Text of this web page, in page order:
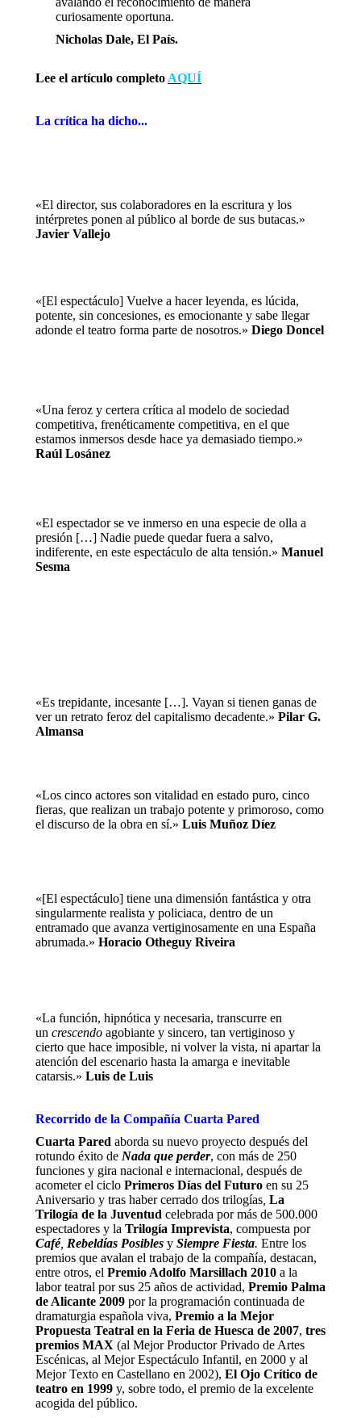
curiosamente oportuna.
Nicholas Dale, El País.
Lee el artículo completo AQUÍ
La crítica ha dicho...
«El director, sus colaboradores en la escritura y los
intérpretes ponen al público al borde de sus butacas.»
Javier Vallejo
«[El espectáculo] Vuelve a hacer leyenda, es lúcida,
potente, sin concesiones, es emocionante y sabe llegar
adonde el teatro forma parte de nosotros.» Diego Doncel
«Una feroz y certera crítica al modelo de sociedad
competitiva, frenéticamente competitiva, en el que
estamos inmersos desde hace ya demasiado tiempo.»
Raúl Losánez
«El espectador se ve inmerso en una especie de olla a
presión […] Nadie puede quedar fuera a salvo,
indiferente, en este espectáculo de alta tensión.» Manuel
Sesma
«Es trepidante, incesante […]. Vayan si tienen ganas de
ver un retrato feroz del capitalismo decadente.» Pilar G.
Almansa
«Los cinco actores son vitalidad en estado puro, cinco
fieras, que realizan un trabajo potente y primoroso, como
el discurso de la obra en sí.» Luis Muñoz Díez
«[El espectáculo] tiene una dimensión fantástica y otra
singularmente realista y policiaca, dentro de un
entramado que avanza vertiginosamente en una España
abrumada.» Horacio Otheguy Riveira
«La función, hipnótica y necesaria, transcurre en
un crescendo agobiante y sincero, tan vertiginoso y
cierto que hace imposible, ni volver la vista, ni apartar la
atención del escenario hasta la amarga e inevitable
catarsis.» Luis de Luis
Recorrido de la Compañía Cuarta Pared
Cuarta Pared aborda su nuevo proyecto después del
rotundo éxito de Nada que perder, con más de 250
funciones y gira nacional e internacional, después de
acometer el ciclo Primeros Días del Futuro en su 25
Aniversario y tras haber cerrado dos trilogías La
Trilogía de la Juventud celebrada por más de 500.000
espectadores y la Trilogía Imprevista, compuesta por
Café, Rebeldías Posibles y Siempre Fiesta. Entre los
premios que avalan el trabajo de la compañía, destacan,
entre otros, el Premio Adolfo Marsillach 2010 a la
labor teatral por sus 25 años de actividad, Premio Palma
de Alicante 2009 por la programación continuada de
dramaturgia española viva, Premio a la Mejor
Propuesta Teatral en la Feria de Huesca de 2007, tres
premios MAX (al Mejor Productor Privado de Artes
Escénicas, al Mejor Espectáculo Infantil, en 2000 y al
Mejor Texto en Castellano en 2002), El Ojo Crítico de
teatro en 1999 y, sobre todo, el premio de la excelente
acogida del público.